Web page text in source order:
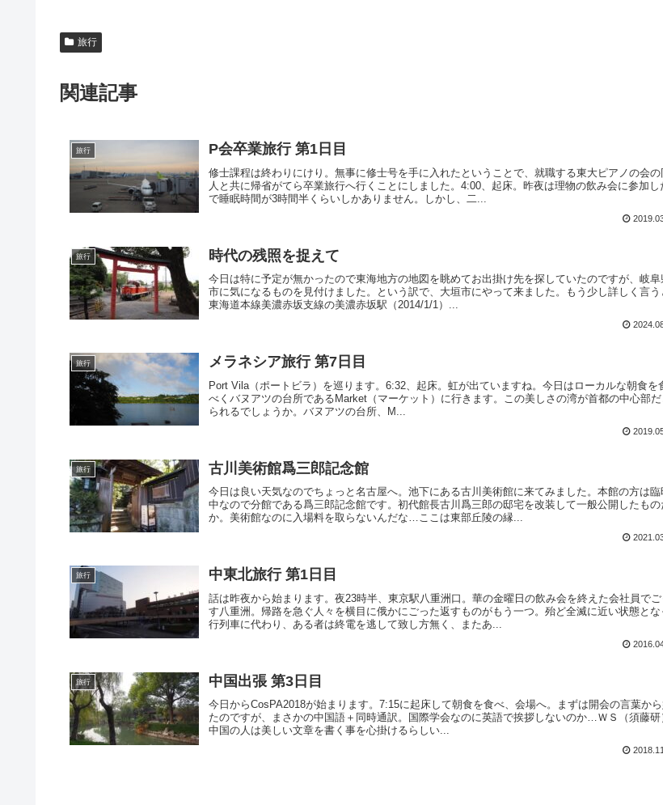
旅行
関連記事
旅行 P会卒業旅行 第1日目
修士課程は終わりにけり。無事に修士号を手に入れたということで、就職する東大ピアノの会の
人と共に帰省がてら卒業旅行へ行くことにしました。4:00、起床。昨夜は理物の飲み会に参加し
で睡眠時間が3時間半くらいしかありません。しかし、二...
旅行 時代の残照を捉えて
今日は特に予定が無かったので東海地方の地図を眺めてお出掛け先を探していたのですが、岐阜
市に気になるものを見付けました。という訳で、大垣市にやって来ました。もう少し詳しく言
東海道本線美濃赤坂支線の美濃赤坂駅（2014/1/1）...
旅行 メラネシア旅行 第7日目
Port Vila（ポートビラ）を巡ります。6:32、起床。虹が出ていますね。今日はローカルな朝食を
べくバヌアツの台所であるMarket（マーケット）に行きます。この美しさの湾が首都の中心部だ
られるでしょうか。バヌアツの台所、M...
旅行 古川美術館爲三郎記念館
今日は良い天気なのでちょっと名古屋へ。池下にある古川美術館に来てみました。本館の方は
中なので分館である爲三郎記念館です。初代館長古川爲三郎の邸宅を改装して一般公開したもの
か。美術館なのに入場料を取らないんだな…ここは東部丘陵の縁...
旅行 中東北旅行 第1日目
話は昨夜から始まります。夜23時半、東京駅八重洲口。華の金曜日の飲み会を終えた会社員でご
す八重洲。帰路を急ぐ人々を横目に俄かにごった返すものがもう一つ。殆ど全滅に近い状態とな
行列車に代わり、ある者は終電を逃して致し方無く、またあ...
旅行 中国出張 第3日目
今日からCosPA2018が始まります。7:15に起床して朝食を食べ、会場へ。まずは開会の言葉か
たのですが、まさかの中国語＋同時通訳。国際学会なのに英語で挨拶しないのか…ＷＳ（須藤研
中国の人は美しい文章を書く事を心掛けるらしい...